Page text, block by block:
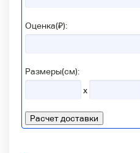
Оценка(₽):
Размеры(см):
x
Расчет доставки